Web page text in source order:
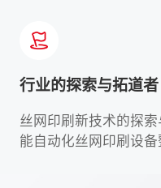
行业的探索与拓道者
丝网印刷新技术的探
能自动化丝网印刷设备